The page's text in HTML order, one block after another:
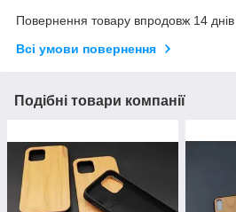
Повернення товару впродовж 14
Всі умови повернення
Подібні товари компанії